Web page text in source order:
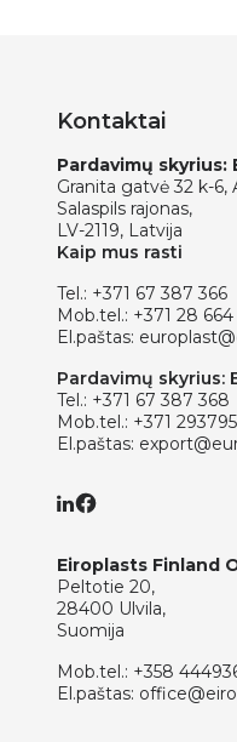
Kontaktai
Pardavimų skyrius:
Granita gatvė 32 k-6,
Salaspils rajonas,
LV-2119, Latvija
Kaip mus rasti
Tel.: +371 67 387 366
Mob.tel.: +371 28 664
El.paštas:
Pardavimų skyrius:
Tel.: +371 67 387 368
Mob.tel.: +371
El.paštas:
Eiroplasts Finland
Peltotie 20,
28400 Ulvila,
Suomija
Mob.tel.: +358
El.paštas: